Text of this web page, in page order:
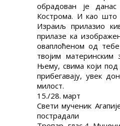
обрадован је данас
Кострома. И као што
Израиљ прилазио
прилазе ка
оваплоћеном од
твојим материнским
Њему, свима који под
прибегавају, увек
милост.
15./28. март
Свети мученик
пострадали